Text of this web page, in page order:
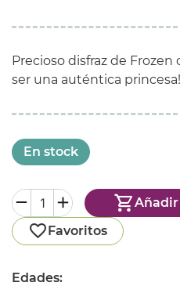
Precioso disfraz de
ser una auténtica princesa!
En stock
Añadir
Favoritos
Edades: